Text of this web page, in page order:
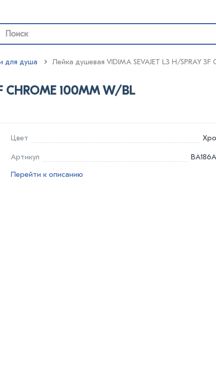
для душа Лейка душевая VIDIMA SEVAJET L3 H/SPRAY
CHROME 100MM W/BL
Цвет
Артикул
Перейти к описанию